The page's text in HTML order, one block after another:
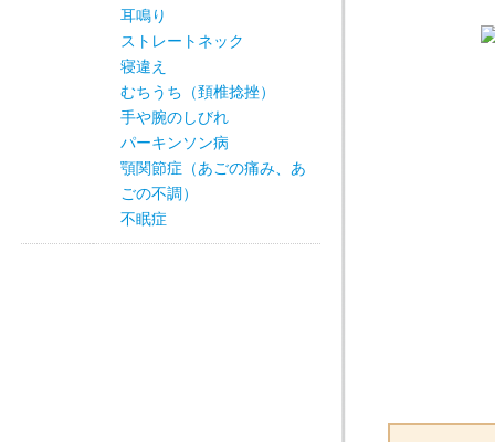
耳鳴り
ストレートネック
寝違え
むちうち（頚椎捻挫）
手や腕のしびれ
パーキンソン病
顎関節症（あごの痛み、あ
ごの不調）
不眠症